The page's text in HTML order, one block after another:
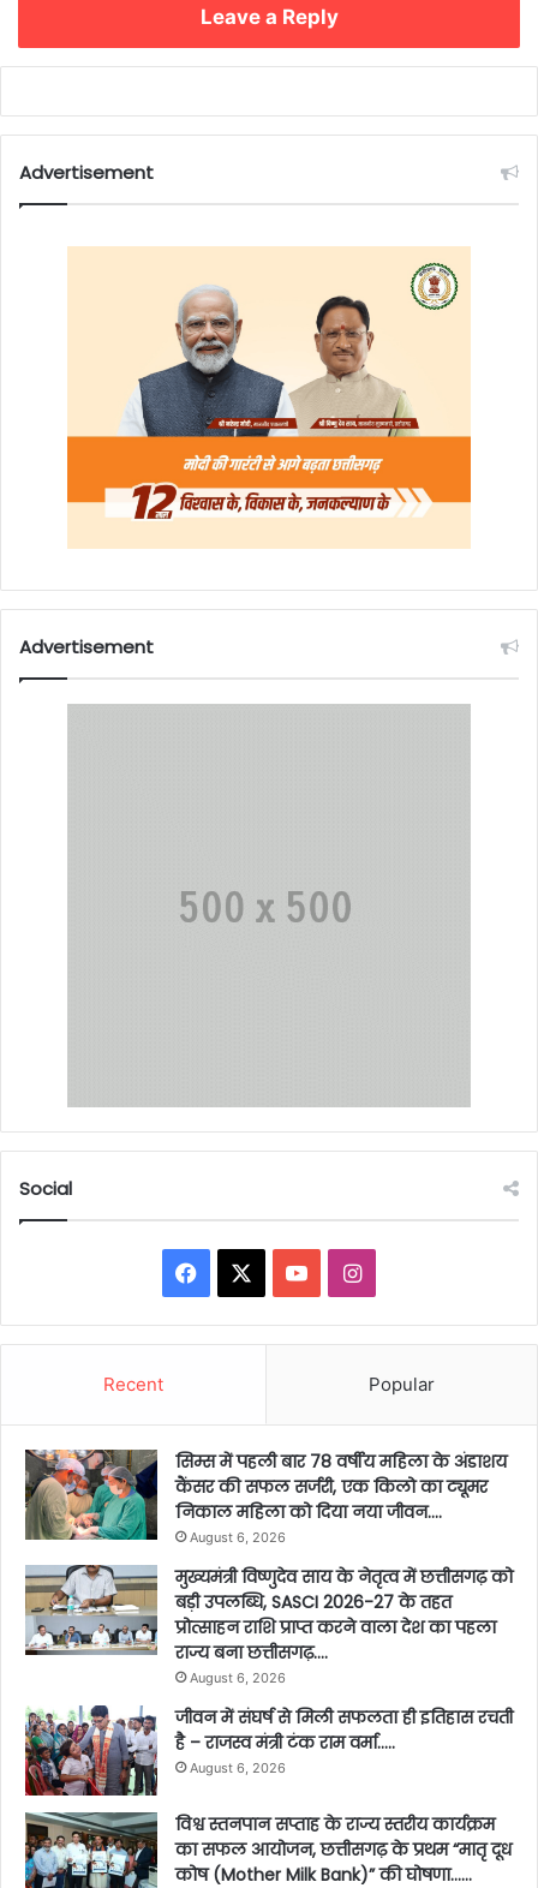
Leave a Reply
Advertisement
Advertisement
Social
Facebook YouTubeInstagram
Recent Popular
सिम्स में पहली बार 78 वर्षीय महिला के अंडाशय
कैंसर की सफल सर्जरी, एक किलो का ट्यूमर
निकाल महिला को दिया नया जीवन….
August 6, 2026
मुख्यमंत्री विष्णुदेव साय के नेतृत्व में छत्तीसगढ़ को
बड़ी उपलब्धि, SASCI 2026-27 के तहत
प्रोत्साहन राशि प्राप्त करने वाला देश का पहला
राज्य बना छत्तीसगढ़….
August 6, 2026
जीवन में संघर्ष से मिली सफलता ही इतिहास रचती
है – राजस्व मंत्री टंक राम वर्मा…..
August 6, 2026
विश्व स्तनपान सप्ताह के राज्य स्तरीय कार्यक्रम
का सफल आयोजन, छत्तीसगढ़ के प्रथम “मातृ दूध
कोष (Mother Milk Bank)” की घोषणा……